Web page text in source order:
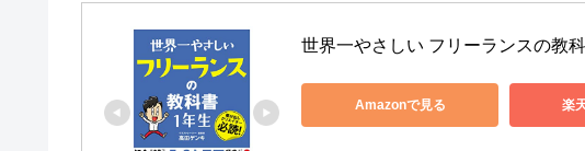
世界一やさしい フリーランスの教
Amazonで見る 楽